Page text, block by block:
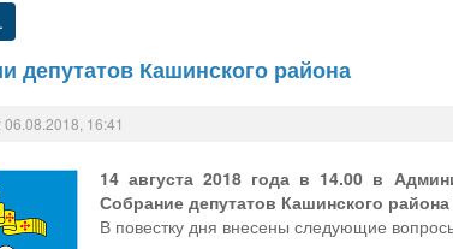
депутатов Кашинского района
16:41
14 августа 2018 года в 14.00 в
Собрание депутатов Кашинского
В повестку дня внесены следующие